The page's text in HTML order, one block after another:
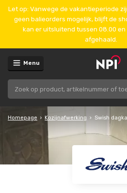
Let op: Vanwege de vakantieperiode
geen balieorders mogelijk, blijft de
kan er uitsluitend tussen 08.00 en
afgehaald.
Menu
Homepage Kozijnafwerking Swish